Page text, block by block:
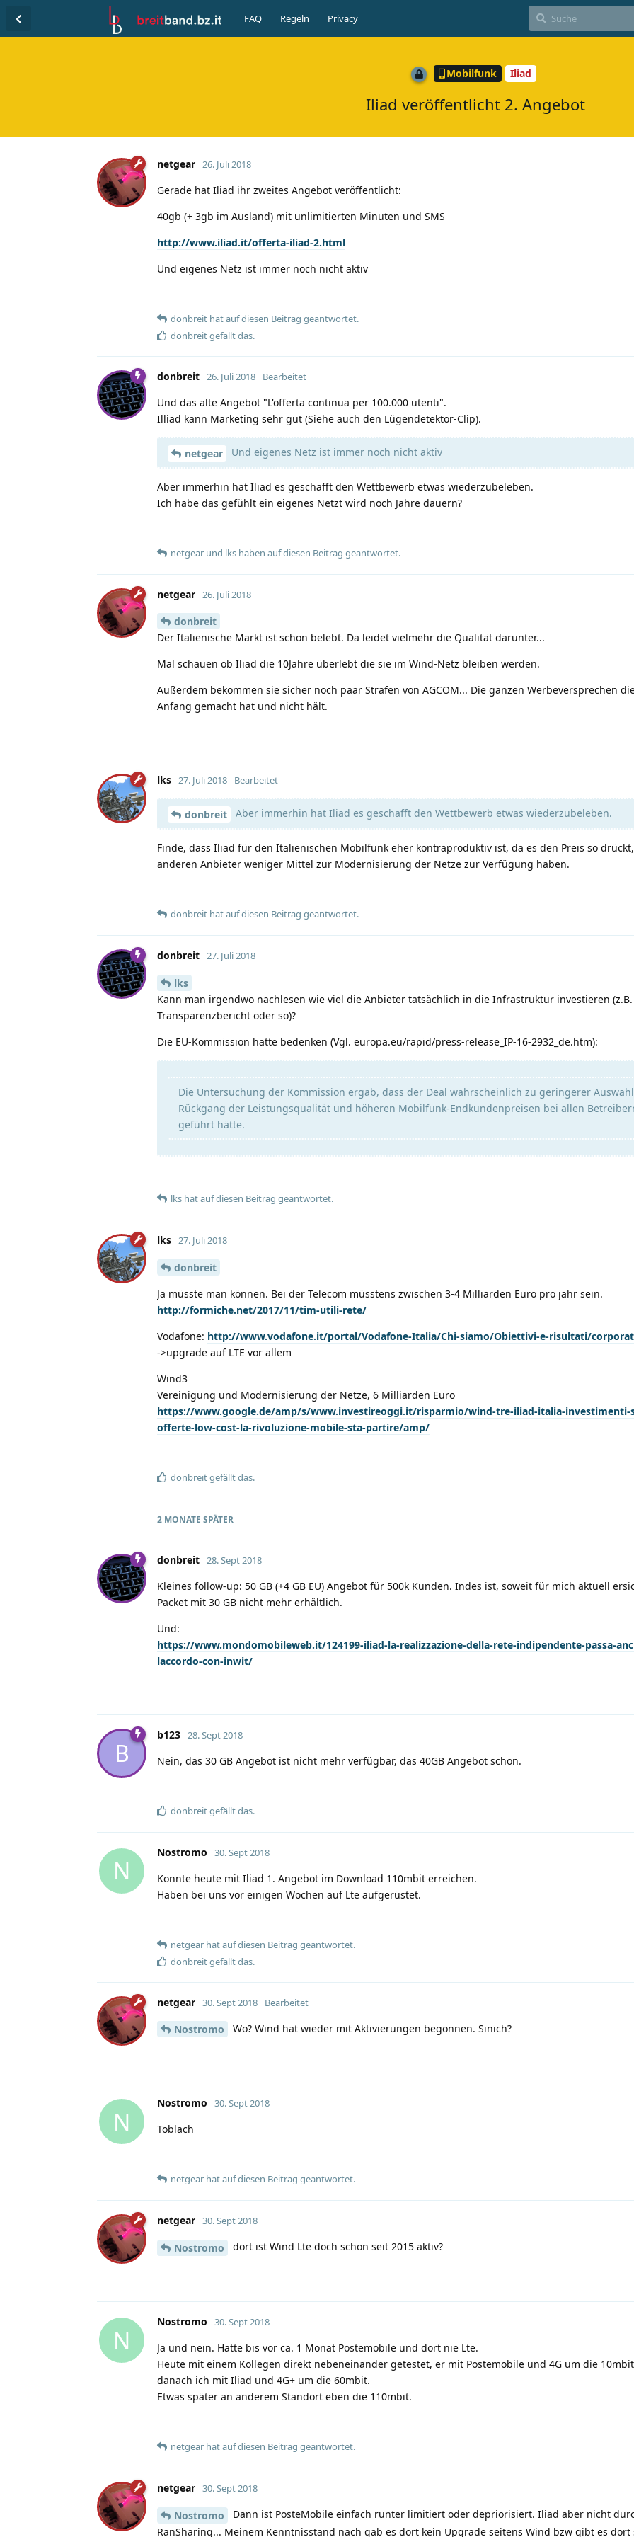
FAQ Regeln Privacy
Mobilfunk Iliad
Iliad veröffentlicht 2. Angebot
netgear 26. Juli 2018
Gerade hat Iliad ihr zweites Angebot veröffentlicht:
40gb (+ 3gb im Ausland) mit unlimitierten Minuten und SMS
http://www.iliad.it/offerta-iliad-2.html
Und eigenes Netz ist immer noch nicht aktiv
donbreit hatauf diesen Beitrag geantwortet.
donbreitgefällt das.
donbreit 26. Juli 2018 Bearbeitet
Und das alte Angebot "L'offerta continua per 100.000 utenti".
Illiad kann Marketing sehr gut (Siehe auch den Lügendetektor-Clip).
netgear Und eigenes Netz ist immer noch nicht aktiv
Aber immerhin hat Iliad es geschafft den Wettbewerb etwas wiederzubeleben.
Ich habe das gefühlt ein eigenes Netzt wird noch Jahre dauern?
netgear und lks haben auf diesen Beitrag geantwortet.
netgear 26. Juli 2018
donbreit
Der Italienische Markt ist schon belebt. Da leidet vielmehr die Qualität darunter...
Mal schauen ob Iliad die 10Jahre überlebt die sie im Wind-Netz bleiben werden.
Außerdem bekommen sie sicher noch paar Strafen von AGCOM... Die ganzen Werbeversprechen
Anfang gemacht hat und nicht hält.
lks 27. Juli 2018 Bearbeitet
donbreit Aber immerhin hat Iliad es geschafft den Wettbewerb etwas wiederzubeleben.
Finde, dass Iliad für den Italienischen Mobilfunk eher kontraproduktiv ist, da es den Preis so
anderen Anbieter weniger Mittel zur Modernisierung der Netze zur Verfügung haben.
donbreit hatauf diesen Beitrag geantwortet.
donbreit 27. Juli 2018
lks
Kann man irgendwo nachlesen wie viel die Anbieter tatsächlich in die Infrastruktur investieren (z.B.
Transparenzbericht oder so)?
Die EU-Kommission hatte bedenken (Vgl. europa.eu/rapid/press-release_IP-16-2932_de.htm):
Die Untersuchung der Kommission ergab, dass der Deal wahrscheinlich zu geringerer
Rückgang der Leistungsqualität und höheren Mobilfunk-Endkundenpreisen bei allen
geführt hätte.
lks hatauf diesen Beitrag geantwortet.
lks 27. Juli 2018
donbreit
Ja müsste man können. Bei der Telecom müsstens zwischen 3-4 Milliarden Euro pro jahr sein.
http://formiche.net/2017/11/tim-utili-rete/
Vodafone: http://www.vodafone.it/portal/Vodafone-Italia/Chi-siamo/Obiettivi-e-risultati/
->upgrade auf LTE vor allem
Wind3
Vereinigung und Modernisierung der Netze, 6 Milliarden Euro
https://www.google.de/amp/s/www.investireoggi.it/risparmio/wind-tre-iliad-italia-investimenti-
offerte-low-cost-la-rivoluzione-mobile-sta-partire/amp/
donbreitgefällt das.
2 MONATE SPÄTER
donbreit 28. Sept 2018
Kleines follow-up: 50 GB (+4 GB EU) Angebot für 500k Kunden. Indes ist, soweit für mich aktuell
Packet mit 30 GB nicht mehr erhältlich.
Und:
https://www.mondomobileweb.it/124199-iliad-la-realizzazione-della-rete-indipendente-passa-
laccordo-con-inwit/
B
b123 28. Sept 2018
Nein, das 30 GB Angebot ist nicht mehr verfügbar, das 40GB Angebot schon.
donbreitgefällt das.
N
Nostromo 30. Sept 2018
Konnte heute mit Iliad 1. Angebot im Download 110mbit erreichen.
Haben bei uns vor einigen Wochen auf Lte aufgerüstet.
netgear hatauf diesen Beitrag geantwortet.
donbreitgefällt das.
netgear 30. Sept 2018 Bearbeitet
Nostromo Wo? Wind hat wieder mit Aktivierungen begonnen. Sinich?
N
Nostromo 30. Sept 2018
Toblach
netgear hatauf diesen Beitrag geantwortet.
netgear 30. Sept 2018
Nostromo dort ist Wind Lte doch schon seit 2015 aktiv?
N
Nostromo 30. Sept 2018
Ja und nein. Hatte bis vor ca. 1 Monat Postemobile und dort nie Lte.
Heute mit einem Kollegen direkt nebeneinander getestet, er mit Postemobile und 4G um die
danach ich mit Iliad und 4G+ um die 60mbit.
Etwas später an anderem Standort eben die 110mbit.
netgear hatauf diesen Beitrag geantwortet.
netgear 30. Sept 2018
Nostromo
Dann ist PosteMobile einfach runter limitiert oder depriorisiert. Iliad aber nicht
RanSharing... Meinem Kenntnisstand nach gab es dort kein Upgrade seitens Wind bzw gibt es dort